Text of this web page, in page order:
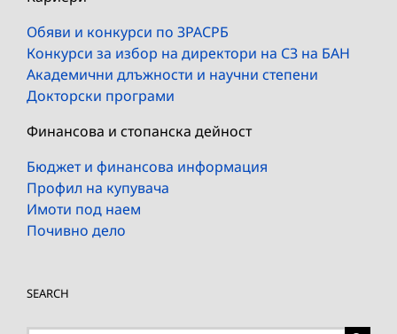
Обяви и конкурси по ЗРАСРБ
Конкурси за избор на директори на СЗ на БАН
Академични длъжности и научни степени
Докторски програми
Финансова и стопанска дейност
Бюджет и финансова информация
Профил на купувача
Имоти под наем
Почивно дело
SEARCH